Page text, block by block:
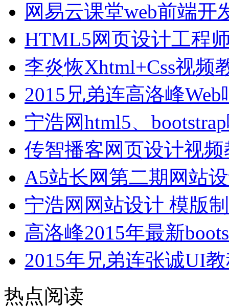
网易云课堂web前端开
HTML5网页设计工程
李炎恢Xhtml+Css视频
2015兄弟连高洛峰
宁浩网html5、
传智播客网页设计视
A5站长网第二期网站
宁浩网网站设计 模版
高洛峰2015年最新
2015年兄弟连张诚UI
热点阅读